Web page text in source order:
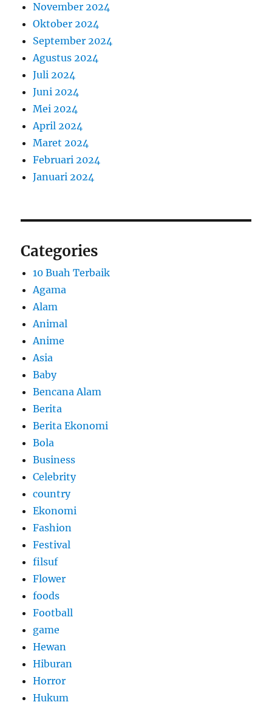
November 2024
Oktober 2024
September 2024
Agustus 2024
Juli 2024
Juni 2024
Mei 2024
April 2024
Maret 2024
Februari 2024
Januari 2024
Categories
10 Buah Terbaik
Agama
Alam
Animal
Anime
Asia
Baby
Bencana Alam
Berita
Berita Ekonomi
Bola
Business
Celebrity
country
Ekonomi
Fashion
Festival
filsuf
Flower
foods
Football
game
Hewan
Hiburan
Horror
Hukum